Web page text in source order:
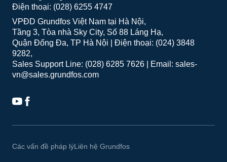
Điện thoại: (028) 6255 4747
VPĐD Grundfos Việt Nam tại Hà Nội
Tầng 3, Tòa nhà Sky City, Số 88 Láng Hạ
Quận Đống Đa, TP Hà Nội | Điện thoại: (024) 3848
9282
Sales Support Line: (028) 6285 7626 | Email: sales-
vn@sales.grundfos.com
Các vấn đề pháp lýLiên hệ Grundfos